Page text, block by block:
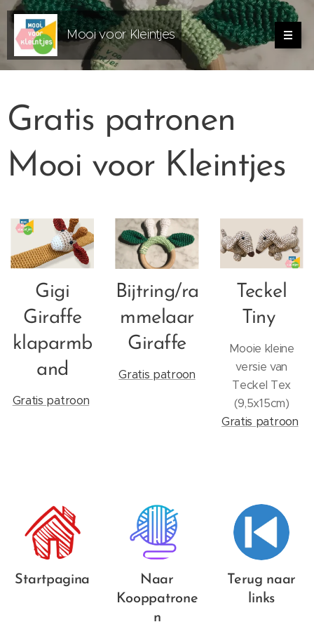
Mooi voor Kleintjes
Gratis patronen
Mooi voor Kleintjes
Gigi
Giraffe
klaparmb
and
Gratis patroon
Bijtring/ra
mmelaar
Giraffe
Gratis patroon
Teckel
Tiny
Mooie kleine
versie van
Teckel Tex
(9,5x15cm)
Gratis patroon
Startpagina
Naar
Kooppatrone
n
Terug naar
links